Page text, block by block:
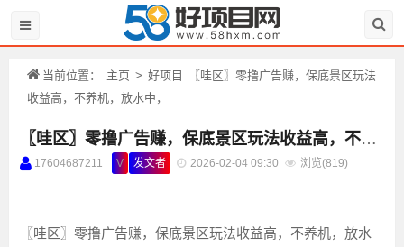
当前位置： 主页 > 好项目
〖哇区〗零撸广告赚，保底景区玩法
收益高，不养机，放水中，
〖哇区〗零撸广告赚，保底景区玩法收益高，不养机，放水中，
17604687211 V 发文者 2026-02-04 09:30 浏览(819)
〖哇区〗零撸广告赚，保底景区玩法收益高，不养机，放水